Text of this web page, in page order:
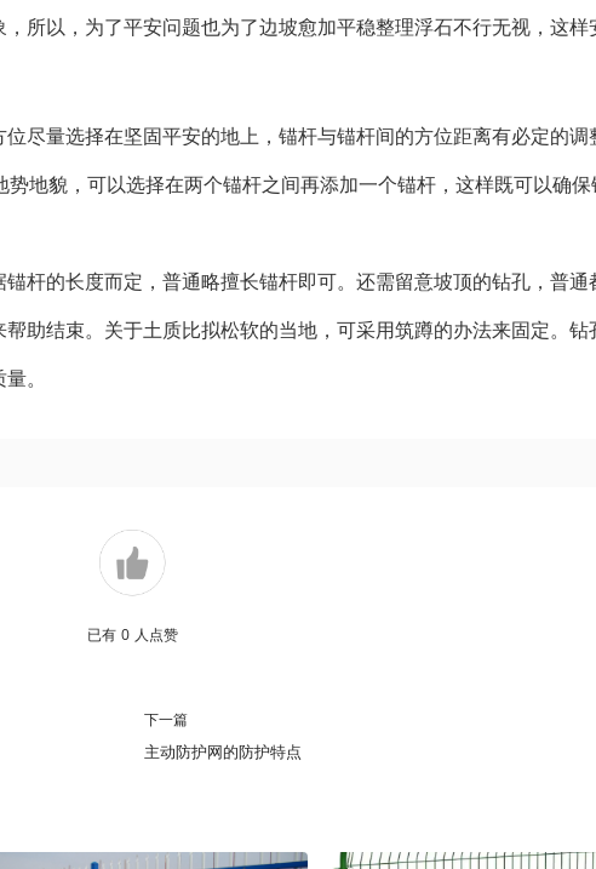
所以，为了平安问题也为了边坡愈加平稳整理浮石不行无视，这样
尽量选择在坚固平安的地上，锚杆与锚杆间的方位距离有必定的调
地貌，可以选择在两个锚杆之间再添加一个锚杆，这样既可以确
杆的长度而定，普通略擅长锚杆即可。还需留意坡顶的钻孔，普通
助结束。关于土质比拟松软的当地，可采用筑蹲的办法来固定。钻
。
已有 0 人点赞
下一篇
主动防护网的防护特点